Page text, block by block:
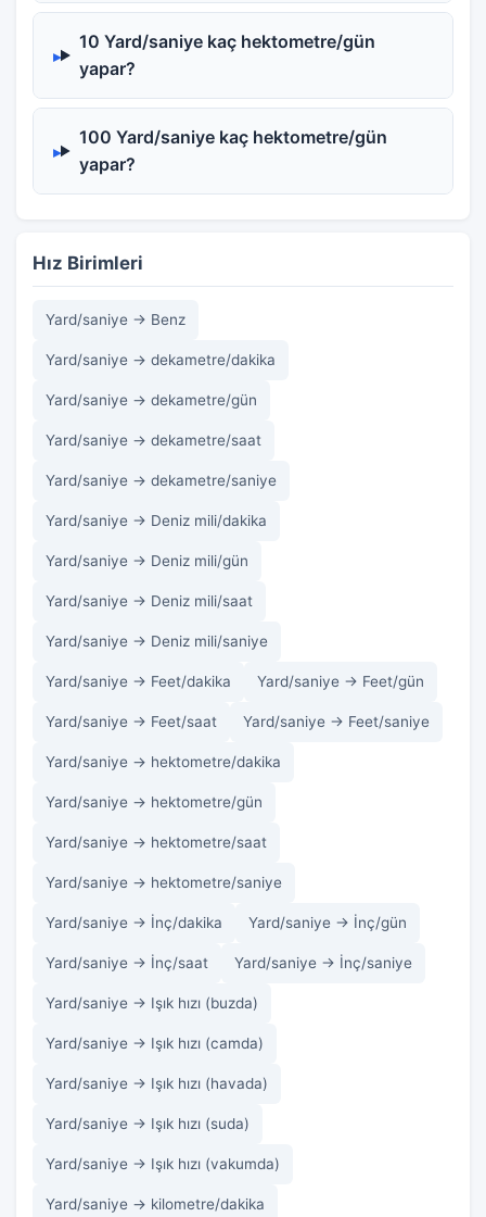
10 Yard/saniye kaç hektometre/gün
yapar?
100 Yard/saniye kaç hektometre/gün
yapar?
Hız Birimleri
Yard/saniye → Benz
Yard/saniye → dekametre/dakika
Yard/saniye → dekametre/gün
Yard/saniye → dekametre/saat
Yard/saniye → dekametre/saniye
Yard/saniye → Deniz mili/dakika
Yard/saniye → Deniz mili/gün
Yard/saniye → Deniz mili/saat
Yard/saniye → Deniz mili/saniye
Yard/saniye → Feet/dakika Yard/saniye → Feet/gün
Yard/saniye → Feet/saat Yard/saniye → Feet/saniye
Yard/saniye → hektometre/dakika
Yard/saniye → hektometre/gün
Yard/saniye → hektometre/saat
Yard/saniye → hektometre/saniye
Yard/saniye → İnç/dakika Yard/saniye → İnç/gün
Yard/saniye → İnç/saat Yard/saniye → İnç/saniye
Yard/saniye → Işık hızı (buzda)
Yard/saniye → Işık hızı (camda)
Yard/saniye → Işık hızı (havada)
Yard/saniye → Işık hızı (suda)
Yard/saniye → Işık hızı (vakumda)
Yard/saniye → kilometre/dakika